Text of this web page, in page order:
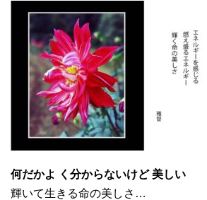
何だかよ く分からないけど 美しい
輝いて生きる命の美しさ…